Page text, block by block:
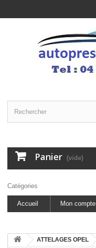
Panier (vide)
Catégories
Accueil Mon compte
ATTELAGES OPEL